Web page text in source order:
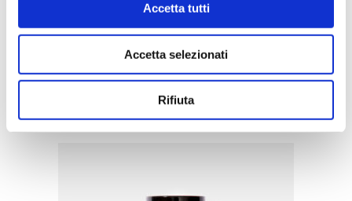
Accetta tutti
Accetta selezionati
Rifiuta
ACQUISTA PRODOTTO
AQUA DI SORRENTO |
PARTENOPE EAU DE PARFUM